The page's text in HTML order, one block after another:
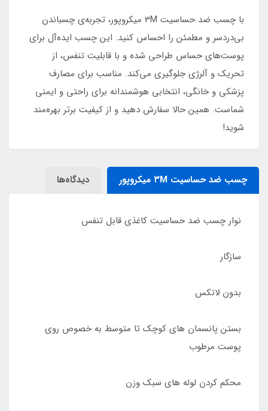
با چسب ضد حساسیت 3M میکروپور، تجربه‌ی چسباندن
بی‌دردسر و مطمئن را احساس کنید. این چسب ایده‌آل برای
پوست‌های حساس طراحی شده و با قابلیت تنفس، از
تحریک و آلرژی جلوگیری می‌کند. مناسب برای مصارف
پزشکی و خانگی، انتخابی هوشمندانه برای راحتی و ایمنی
شماست. همین حالا سفارش دهید و از کیفیت برتر بهره‌مند
شوید!
چسب ضد حساسیت ۳M میکروپور دیدگاه‌ها
نوار چسب ضد حساسیت کاغذی قابل تنفس
سازگار
بدون لاتکس
بستن پانسمان های کوچک تا متوسط به خصوص روی
پوست مرطوب
محکم کردن لوله های سبک وزن